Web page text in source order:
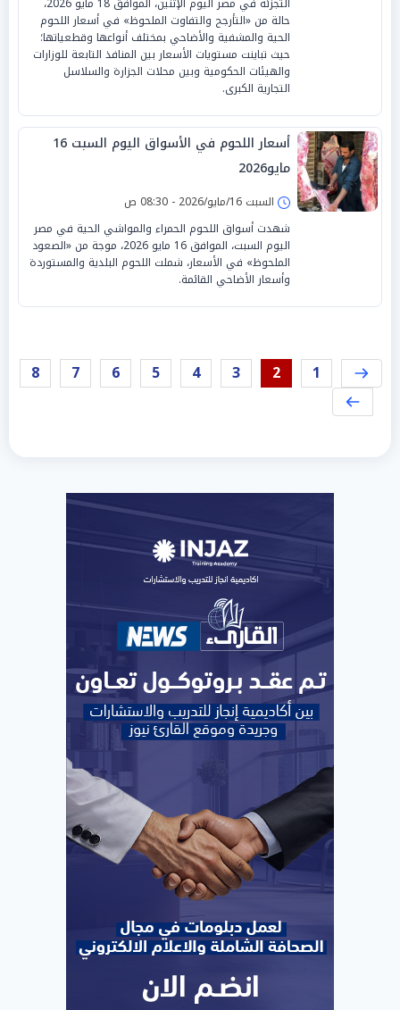
حالة من «التأرجح والتفاوت الملحوظ» في أسعار اللحوم
الحية والمشفية والأضاحي بمختلف أنواعها وقطعياتها؛
حيث تباينت مستويات الأسعار بين المنافذ التابعة للوزارات
والهيئات الحكومية وبين محلات الجزارة والسلاسل
التجارية الكبرى.
أسعار اللحوم في الأسواق اليوم السبت 16
مايو2026
السبت 16/مايو/2026 - 08:30 ص
شهدت أسواق اللحوم الحمراء والمواشي الحية في مصر
اليوم السبت، الموافق 16 مايو 2026، موجة من «الصعود
الملحوظ» في الأسعار، شملت اللحوم البلدية والمستوردة
وأسعار الأضاحي القائمة.
1
2
3
4
5
6
7
8